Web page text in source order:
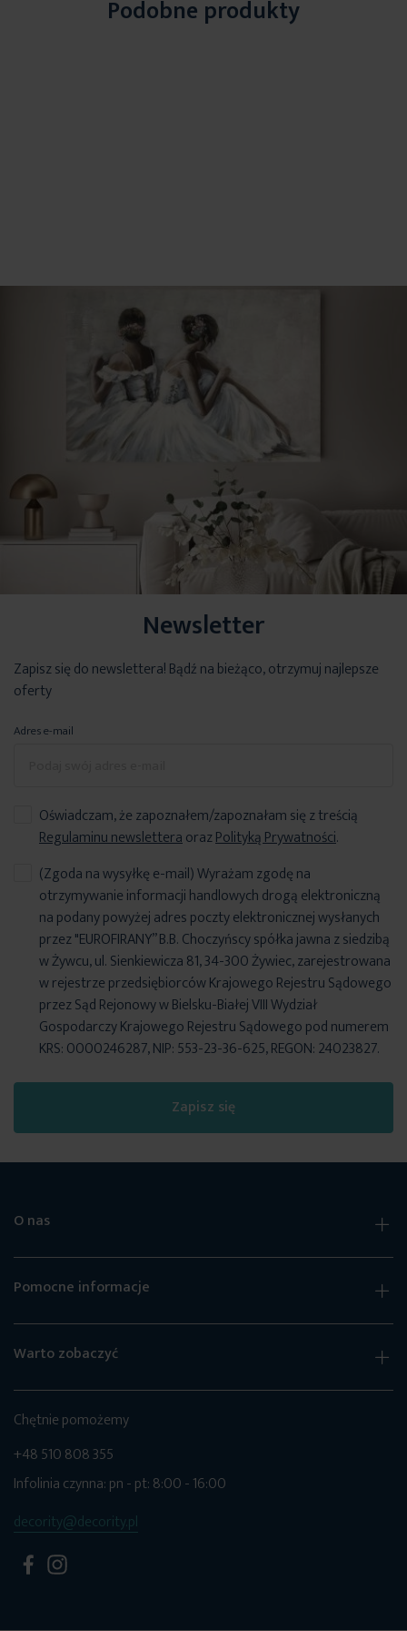
Podobne produkty
Newsletter
Zapisz się do newslettera! Bądź na bieżąco, otrzymuj najlepsze
oferty
Adres e-mail
Oświadczam, że zapoznałem/zapoznałam się z treścią
Regulaminu newsletteraorazPolityką Prywatności.
Zapisz się
(Zgoda na wysyłkę e-mail) Wyrażam zgodę na
otrzymywanie informacji handlowych drogą elektroniczną
na podany powyżej adres poczty elektronicznej wysłanych
przez "EUROFIRANY” B.B. Choczyńscy spółka jawna z siedzibą
w Żywcu, ul. Sienkiewicza 81, 34-300 Żywiec, zarejestrowana
w rejestrze przedsiębiorców Krajowego Rejestru Sądowego
przez Sąd Rejonowy w Bielsku-Białej VIII Wydział
Gospodarczy Krajowego Rejestru Sądowego pod numerem
KRS: 0000246287, NIP: 553-23-36-625, REGON: 24023827.
O nas
Pomocne informacje
Warto zobaczyć
Chętnie pomożemy
+48 510 808 355
Infolinia czynna: pn - pt: 8:00 - 16:00
decority@decority.pl